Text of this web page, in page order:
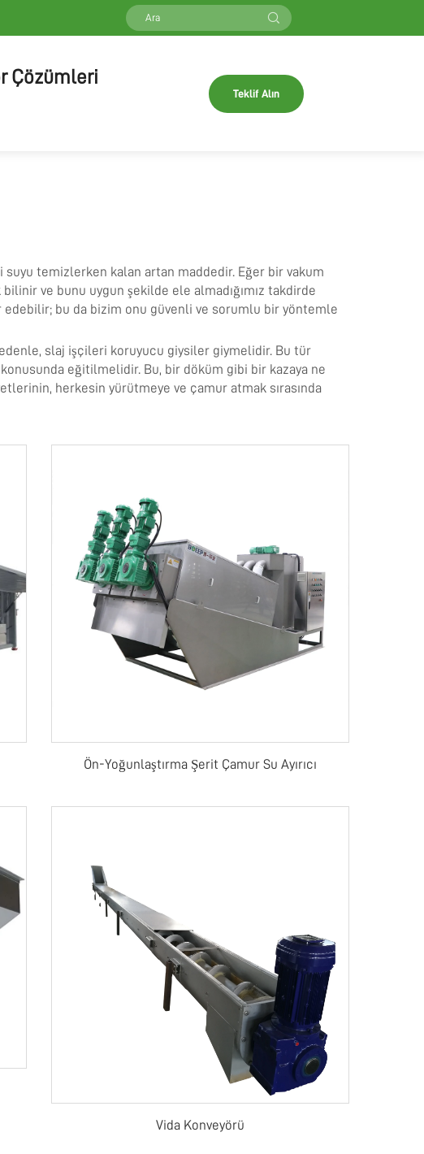
Çözümleri
Teklif Alın
suyu temizlerken kalan artan maddedir. Eğer bir vakum
ve bunu uygun şekilde ele almadığımız takdirde
bu da bizim onu güvenli ve sorumlu bir yöntemle
slaj işçileri koruyucu giysiler giymelidir. Bu tür
eğitilmelidir. Bu, bir döküm gibi bir kazaya ne
herkesin yürütmeye ve çamur atmak sırasında
Ön-Yoğunlaştırma Şerit Çamur Su Ayırıcı
Vida Konveyörü